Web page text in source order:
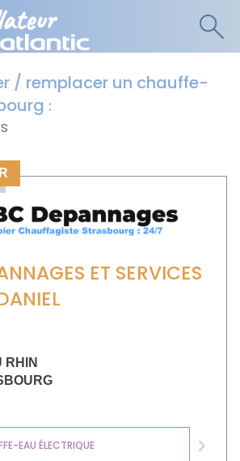
/ remplacer un chauffe-
:
ET SERVICES
RHIN
EAU ÉLECTRIQUE
Next